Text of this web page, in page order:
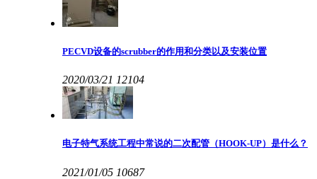
PECVD设备的scrubber的作用和分类以及安装位置
2020/03/21 12104
电子特气系统工程中常说的二次配管（HOOK-UP）是什么？
2021/01/05 10687